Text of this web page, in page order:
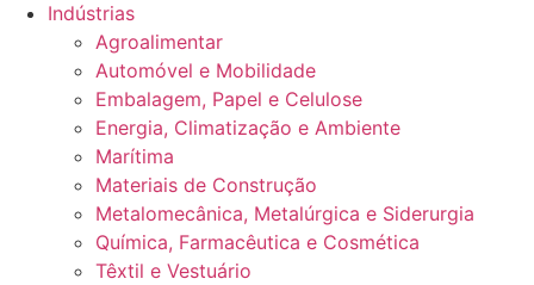
Indústrias
Agroalimentar
Automóvel e Mobilidade
Embalagem, Papel e Celulose
Energia, Climatização e Ambiente
Marítima
Materiais de Construção
Metalomecânica, Metalúrgica e Siderurgia
Química, Farmacêutica e Cosmética
Têxtil e Vestuário